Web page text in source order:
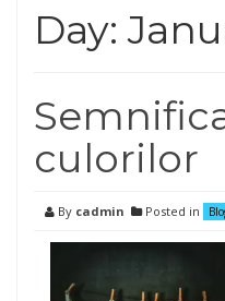
Day:
culorilor
By cadmin Posted in